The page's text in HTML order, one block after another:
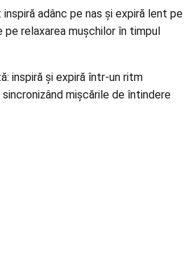
adânc pe nas și expiră lent pe
relaxarea mușchilor în timpul
inspiră și expiră într-un ritm
mișcările de întindere